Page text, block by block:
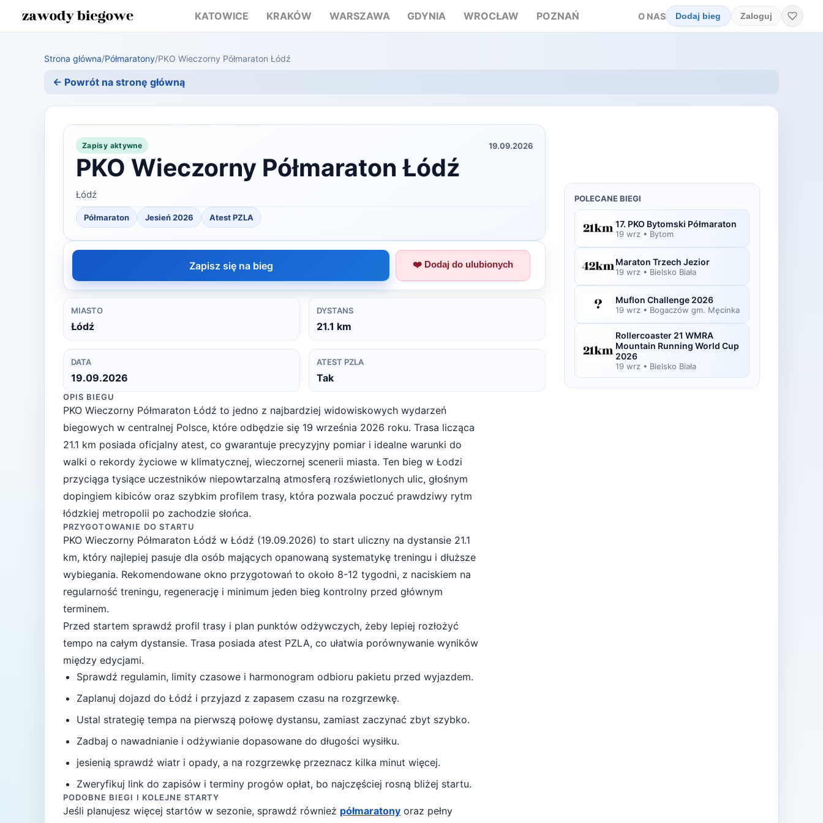
KATOWICE KRAKÓW WARSZAWA GDYNIA WROCŁAW POZNAŃ O NAS Dodaj bieg Zaloguj
Strona główna/Półmaratony/PKO Wieczorny Półmaraton Łódź
← Powrót na stronę główną
Zapisy aktywne 19.09.2026
PKO Wieczorny Półmaraton Łódź
Łódź
Półmaraton Jesień 2026 Atest PZLA
Zapisz się na bieg ❤️ Dodaj do ulubionych
MIASTO
Łódź
DYSTANS
21.1 km
DATA
19.09.2026
ATEST PZLA
Tak
OPIS BIEGU
PKO Wieczorny Półmaraton Łódź to jedno z najbardziej widowiskowych wydarzeń
biegowych w centralnej Polsce, które odbędzie się 19 września 2026 roku. Trasa licząca
21.1 km posiada oficjalny atest, co gwarantuje precyzyjny pomiar i idealne warunki do
walki o rekordy życiowe w klimatycznej, wieczornej scenerii miasta. Ten bieg w Łodzi
przyciąga tysiące uczestników niepowtarzalną atmosferą rozświetlonych ulic, głośnym
dopingiem kibiców oraz szybkim profilem trasy, która pozwala poczuć prawdziwy rytm
łódzkiej metropolii po zachodzie słońca.
PRZYGOTOWANIE DO STARTU
PKO Wieczorny Półmaraton Łódź w Łódź (19.09.2026) to start uliczny na dystansie 21.1
km, który najlepiej pasuje dla osób mających opanowaną systematykę treningu i dłuższe
wybiegania. Rekomendowane okno przygotowań to około 8-12 tygodni, z naciskiem na
regularność treningu, regenerację i minimum jeden bieg kontrolny przed głównym
terminem.
Przed startem sprawdź profil trasy i plan punktów odżywczych, żeby lepiej rozłożyć
tempo na całym dystansie. Trasa posiada atest PZLA, co ułatwia porównywanie wyników
między edycjami.
Sprawdź regulamin, limity czasowe i harmonogram odbioru pakietu przed wyjazdem.
Zaplanuj dojazd do Łódź i przyjazd z zapasem czasu na rozgrzewkę.
Ustal strategię tempa na pierwszą połowę dystansu, zamiast zaczynać zbyt szybko.
Zadbaj o nawadnianie i odżywianie dopasowane do długości wysiłku.
jesienią sprawdź wiatr i opady, a na rozgrzewkę przeznacz kilka minut więcej.
Zweryfikuj link do zapisów i terminy progów opłat, bo najczęściej rosną bliżej startu.
PODOBNE BIEGI I KOLEJNE STARTY
Jeśli planujesz więcej startów w sezonie, sprawdź również półmaratony oraz pełny
POLECANE BIEGI
17. PKO Bytomski Półmaraton
19 wrz • Bytom
Maraton Trzech Jezior
19 wrz • Bielsko Biała
Muflon Challenge 2026
19 wrz • Bogaczów gm. Męcinka
Rollercoaster 21 WMRA
Mountain Running World Cup
2026
19 wrz • Bielsko Biała